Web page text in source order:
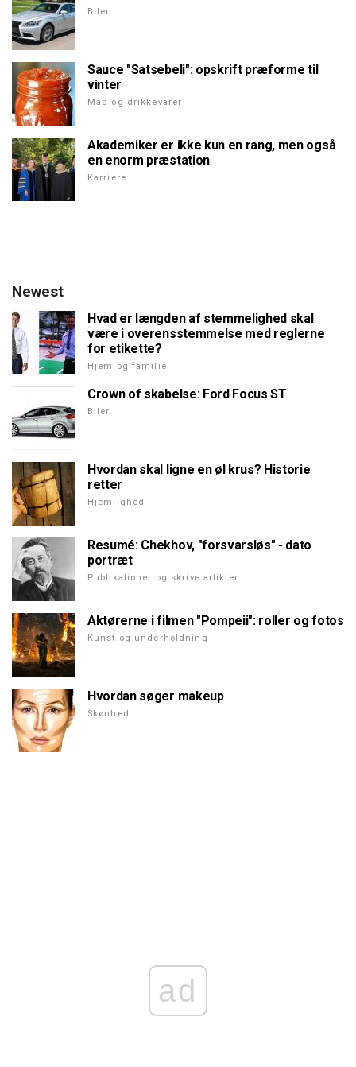
Biler
Sauce "Satsebeli": opskrift præforme til
vinter
Mad og drikkevarer
Akademiker er ikke kun en rang, men også
en enorm præstation
Karriere
Newest
Hvad er længden af stemmelighed skal
være i overensstemmelse med reglerne
for etikette?
Hjem og familie
Crown of skabelse: Ford Focus ST
Biler
Hvordan skal ligne en øl krus? Historie
retter
Hjemlighed
Resumé: Chekhov, "forsvarsløs" - dato
portræt
Publikationer og skrive artikler
Aktørerne i filmen "Pompeii": roller og fotos
Kunst og underholdning
Hvordan søger makeup
Skønhed
ad